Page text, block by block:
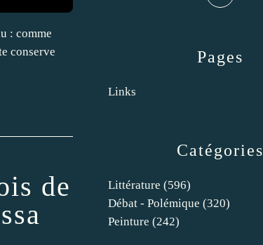
: comme
conserve
de
Catégories
Littérature (596)
Débat - Polémique (320)
Peinture (242)
Pages
Links